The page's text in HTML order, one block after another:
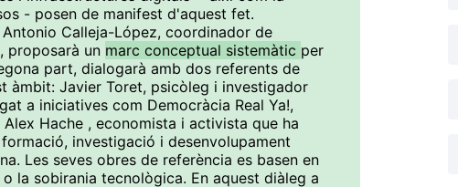
- posen de manifest d'aquest fet.
Calleja-López, coordinador de
proposarà un marc conceptual sistemàtic per
part, dialogarà amb dos referents de
àmbit: Javier Toret, psicòleg i investigador
a iniciatives com Democràcia Real Ya!,
Hache , economista i activista que ha
investigació i desenvolupament
Les seves obres de referència es basen en
la sobirania tecnològica. En aquest diàleg a